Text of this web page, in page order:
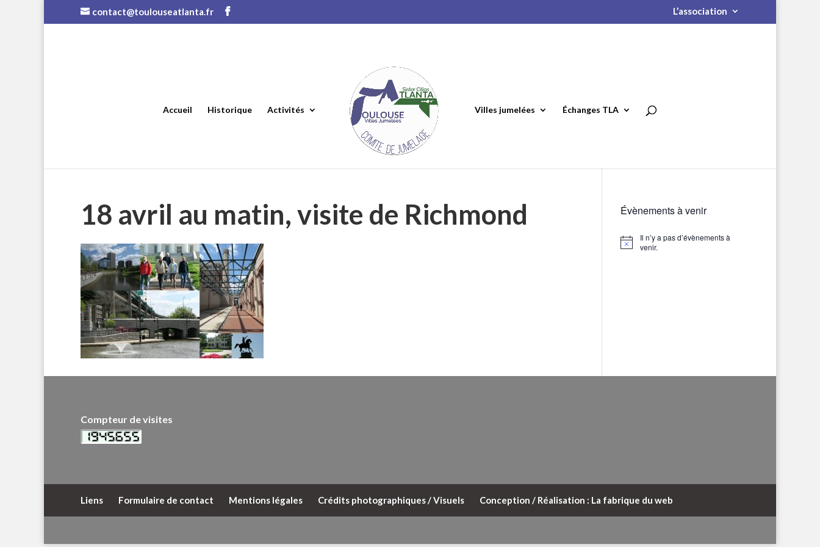
contact@toulouseatlanta.fr L’association
Accueil Historique Activités Villes jumelées Échanges TLA
18 avril au matin, visite de Richmond Évènements à venir
Notice
Il n’y a pas d’évènements à
venir.
Compteur de visites
Liens Formulaire de contact Mentions légales Crédits photographiques / Visuels Conception / Réalisation : La fabrique du web